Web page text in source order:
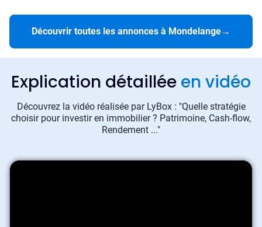
Découvrir toutes les annonces à Mondelange→
Explication détaillée en vidéo
Découvrez la vidéo réalisée par LyBox : "Quelle stratégie
choisir pour investir en immobilier ? Patrimoine, Cash-flow,
Rendement ..."